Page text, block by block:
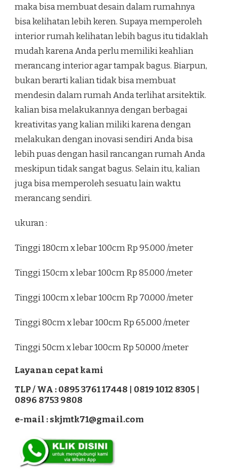
maka bisa membuat desain dalam rumahnya
bisa kelihatan lebih keren. Supaya memperoleh
interior rumah kelihatan lebih bagus itu tidaklah
mudah karena Anda perlu memiliki keahlian
merancang interior agar tampak bagus. Biarpun,
bukan berarti kalian tidak bisa membuat
mendesin dalam rumah Anda terlihat arsitektik.
kalian bisa melakukannya dengan berbagai
kreativitas yang kalian miliki karena dengan
melakukan dengan inovasi sendiri Anda bisa
lebih puas dengan hasil rancangan rumah Anda
meskipun tidak sangat bagus. Selain itu, kalian
juga bisa memperoleh sesuatu lain waktu
merancang sendiri.
ukuran :
Tinggi 180cm x lebar 100cm Rp 95.000 /meter
Tinggi 150cm x lebar 100cm Rp 85.000 /meter
Tinggi 100cm x lebar 100cm Rp 70.000 /meter
Tinggi 80cm x lebar 100cm Rp 65.000 /meter
Tinggi 50cm x lebar 100cm Rp 50.000 /meter
Layanan cepat kami
TLP / WA : 0895 3761 17448 | 0819 1012 8305 |
0896 8753 9808
e-mail : skjmtk71@gmail.com